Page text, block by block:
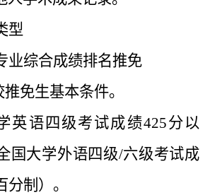
型
业综合成绩排名推免
免生基本条件。
英语四级考试成绩425分以
国大学外语四级/六级考试成
制）。